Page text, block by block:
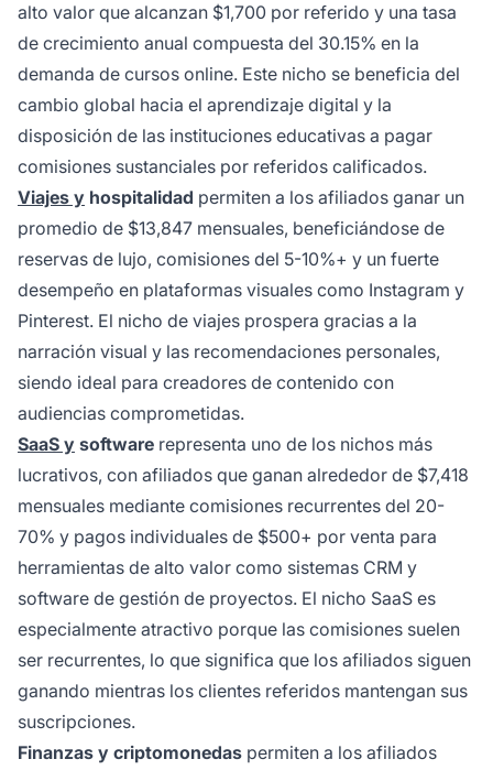
alto valor que alcanzan $1,700 por referido y una tasa
de crecimiento anual compuesta del 30.15% en la
demanda de cursos online. Este nicho se beneficia del
cambio global hacia el aprendizaje digital y la
disposición de las instituciones educativas a pagar
comisiones sustanciales por referidos calificados.
Viajes y hospitalidad permiten a los afiliados ganar un
promedio de $13,847 mensuales, beneficiándose de
reservas de lujo, comisiones del 5-10%+ y un fuerte
desempeño en plataformas visuales como Instagram y
Pinterest. El nicho de viajes prospera gracias a la
narración visual y las recomendaciones personales,
siendo ideal para creadores de contenido con
audiencias comprometidas.
SaaS y software representa uno de los nichos más
lucrativos, con afiliados que ganan alrededor de $7,418
mensuales mediante comisiones recurrentes del 20-
70% y pagos individuales de $500+ por venta para
herramientas de alto valor como sistemas CRM y
software de gestión de proyectos. El nicho SaaS es
especialmente atractivo porque las comisiones suelen
ser recurrentes, lo que significa que los afiliados siguen
ganando mientras los clientes referidos mantengan sus
suscripciones.
Finanzas y criptomonedas permiten a los afiliados